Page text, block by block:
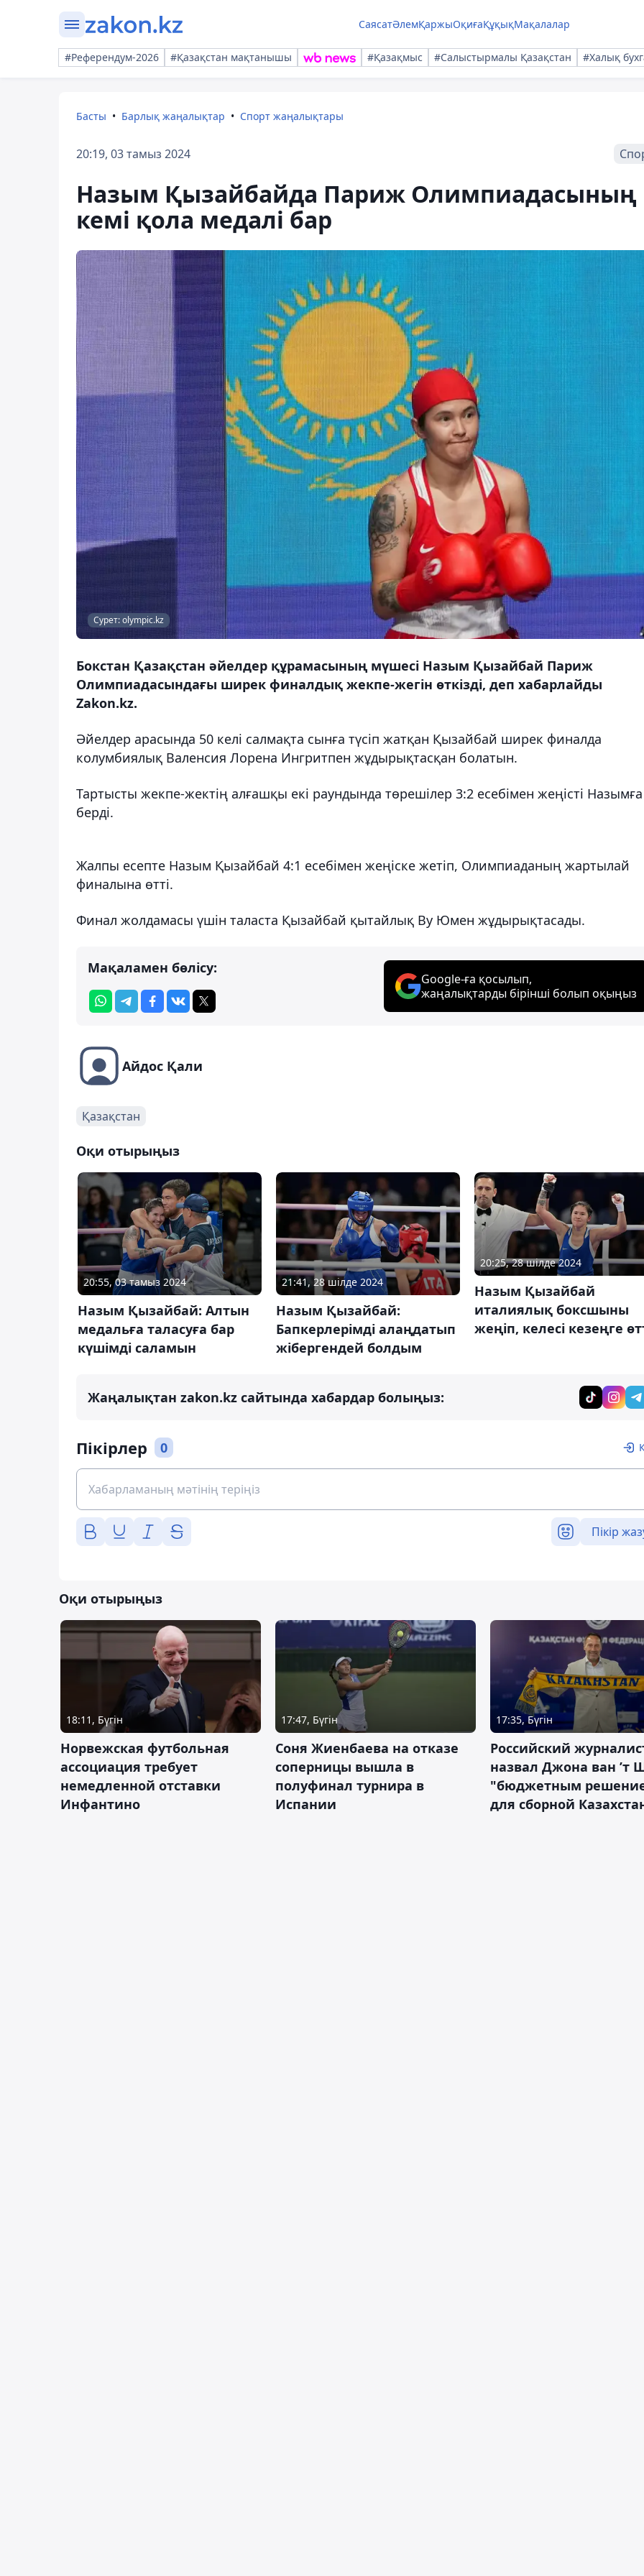
СаясатӘлемҚаржыОқиғаҚұқықМақалалар
#Референдум-2026 #Қазақстан мақтанышы #Қазақмыс #Салыстырмалы Қазақстан #Халық
Басты Барлық жаңалықтар Спорт жаңалықтары
20:19, 03 тамыз 2024
Назым Қызайбайда Париж Олимпиадасының
кемі қола медалі бар
Сурет: olympic.kz
Бокстан Қазақстан әйелдер құрамасының мүшесі Назым Қызайбай Париж
Олимпиадасындағы ширек финалдық жекпе-жегін өткізді, деп хабарлайды
Zakon.kz.
Әйелдер арасында 50 келі салмақта сынға түсіп жатқан Қызайбай ширек финалда
колумбиялық Валенсия Лорена Ингритпен жұдырықтасқан болатын.
Тартысты жекпе-жектің алғашқы екі раундында төрешілер 3:2 есебімен жеңісті Назымға
берді.
Жалпы есепте Назым Қызайбай 4:1 есебімен жеңіске жетіп, Олимпиаданың жартылай
финалына өтті.
Финал жолдамасы үшін таласта Қызайбай қытайлық Ву Юмен жұдырықтасады.
Мақаламен бөлісу:
Google-ға қосылып,
жаңалықтарды бірінші болып оқыңыз
Айдос Қали
Қазақстан
Оқи отырыңыз
20:55, 03 тамыз 2024
Назым Қызайбай: Алтын
медальға таласуға бар
күшімді саламын
21:41, 28 шілде 2024
Назым Қызайбай:
Бапкерлерімді алаңдатып
жібергендей болдым
20:25, 28 шілде 2024
Назым Қызайбай
италиялық боксшыны
жеңіп, келесі кезеңге
Жаңалықтан zakon.kz сайтында хабардар болыңыз:
Пікірлер 0
Пікір
Оқи отырыңыз
18:11, Бүгін
Норвежская футбольная
ассоциация требует
немедленной отставки
Инфантино
17:47, Бүгін
Соня Жиенбаева на отказе
соперницы вышла в
полуфинал турнира в
Испании
17:35, Бүгін
Российский
назвал Джона ван ’т
"бюджетным
для сборной